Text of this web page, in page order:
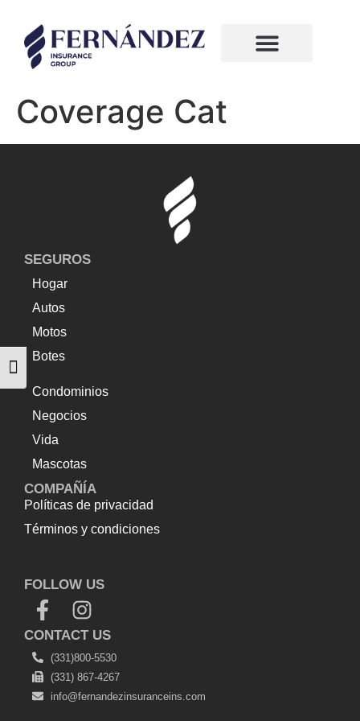
Alternar tamaño de letra
Coverage Cat
SEGUROS
Hogar
Autos
Motos
Botes
Condominios
Negocios
Vida
Mascotas
COMPAÑÍA
Políticas de privacidad
Términos y condiciones
FOLLOW US
CONTACT US
(331)800-5530
(331) 867-4267
info@fernandezinsuranceins.com